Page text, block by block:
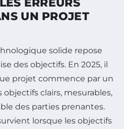
UN PROJET
solide repose
des objectifs. En 2025, il
projet commence par un
clairs, mesurables,
des parties prenantes.
lorsque les objectifs